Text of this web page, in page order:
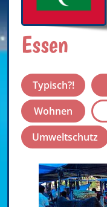
Essen
Typisch?!
Wohnen
Umweltschutz